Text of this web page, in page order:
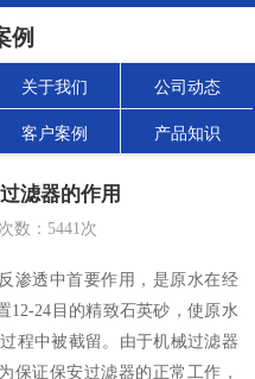
例
关于我们 公司动态
客户案例 产品知识
滤器的作用
数： 5441次
渗透中首要作用，是原水在经
12-24目的精致石英砂，使原水
程中被截留。由于机械过滤器
保证保安过滤器的正常工作，